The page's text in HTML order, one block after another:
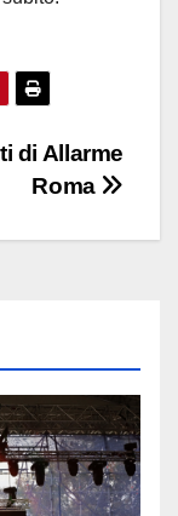
di Allarme
Roma